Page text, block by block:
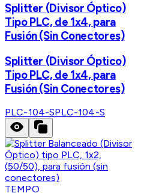
Splitter (Divisor Óptico)
Tipo PLC, de 1x4, para
Fusión (Sin Conectores)
Splitter (Divisor Óptico)
Tipo PLC, de 1x4, para
Fusión (Sin Conectores)
PLC-104-SPLC-104-S
TEMPO